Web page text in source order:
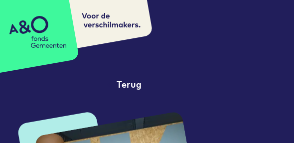
A&O fonds Gemeenten
Voor de
verschilmakers.
Terug